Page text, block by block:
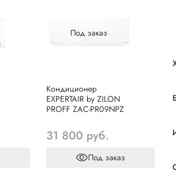
Под заказ
Кондиционер
EXPERTAIR by ZILON
PROFF ZAC-PR09NPZ
31 800 руб.
Под заказ